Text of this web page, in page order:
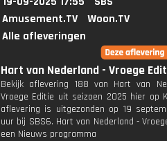
Amusement.TV
Woon.TV
Alle afleveringen
Hart van Nederland - Vroege
Bekijk aflevering 188 van Hart van
Vroege Editie uit seizoen 2025 hier op
aflevering is uitgezonden op 19
uur bij SBS6. Hart van Nederland -
een Nieuws programma